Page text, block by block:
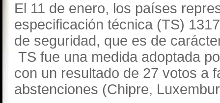
El 11 de enero, los países
especificación técnica (TS)
de seguridad, que es de
TS fue una medida adoptada
con un resultado de 27 votos a
abstenciones (Chipre,